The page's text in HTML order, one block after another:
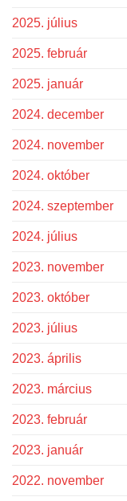
2025. július
2025. február
2025. január
2024. december
2024. november
2024. október
2024. szeptember
2024. július
2023. november
2023. október
2023. július
2023. április
2023. március
2023. február
2023. január
2022. november